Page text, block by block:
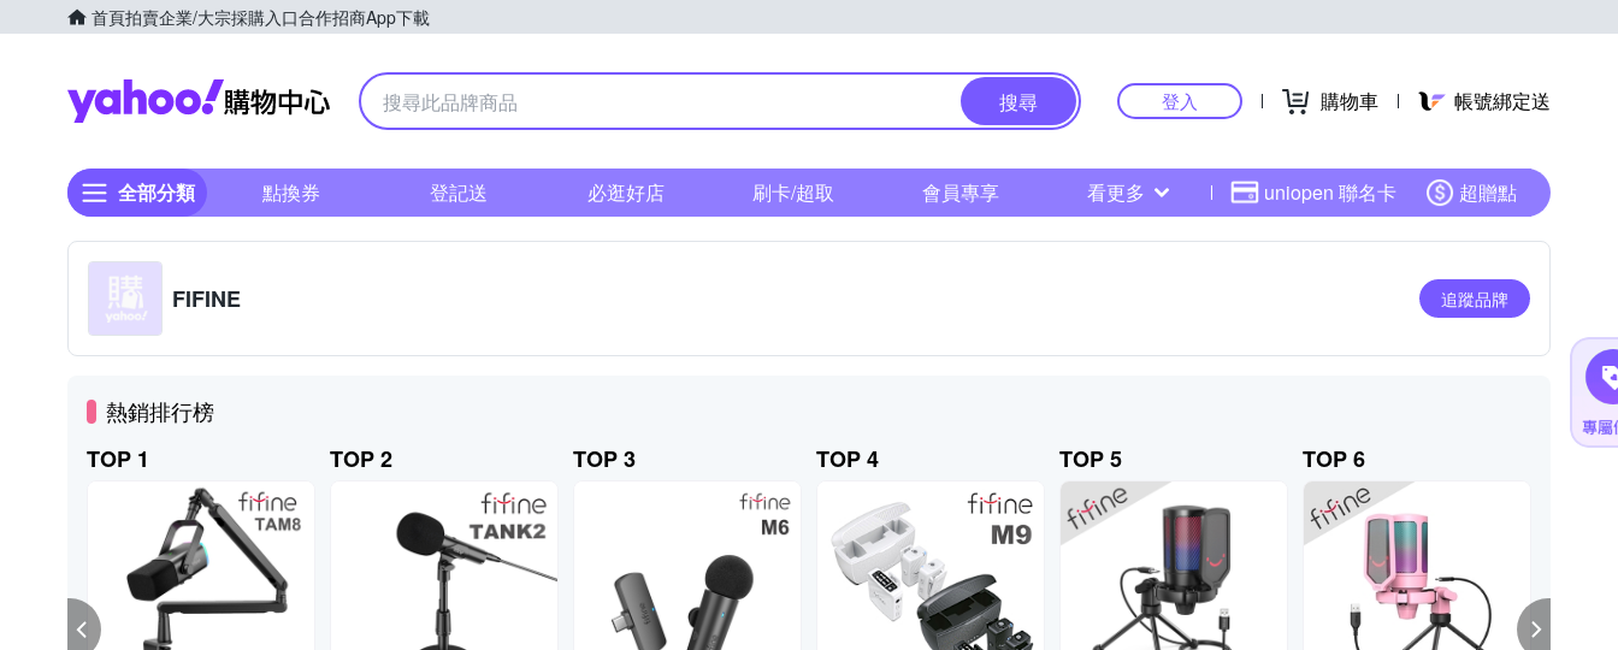
首頁拍賣企業/大宗採購入口合作招商App下載
Yahoo購物中心
搜尋 登入 購物車 帳號綁定送
全部分類 點換券 登記送 必逛好店 刷卡/超取 會員專享 看更多 uniopen 聯名卡 超贈點
FIFINE 追蹤品牌
熱銷排行榜
TOP 1
TOP 2 TOP 3 TOP 4 TOP 5 TOP 6